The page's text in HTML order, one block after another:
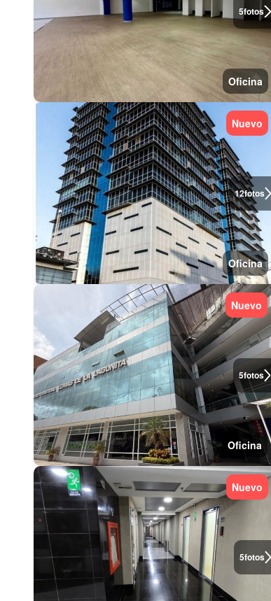
5fotos
Oficina
12fotos
Nuevo
Oficina
5fotos
Nuevo
Oficina
5fotos
Nuevo